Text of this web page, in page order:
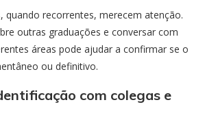
quando recorrentes, merecem atenção.
outras graduações e conversar com
áreas pode ajudar a confirmar se o
ou definitivo.
com colegas e